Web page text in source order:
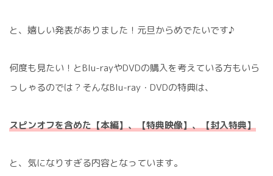
と、嬉しい発表がありました！元旦からめでたいです♪
何度も見たい！とBlu-rayやDVDの購入を考えている方もいら
っしゃるのでは？そんなBlu-ray・DVDの特典は、
スピンオフを含めた【本編】、【特典映像】、【封入特典】
と、気になりすぎる内容となっています。